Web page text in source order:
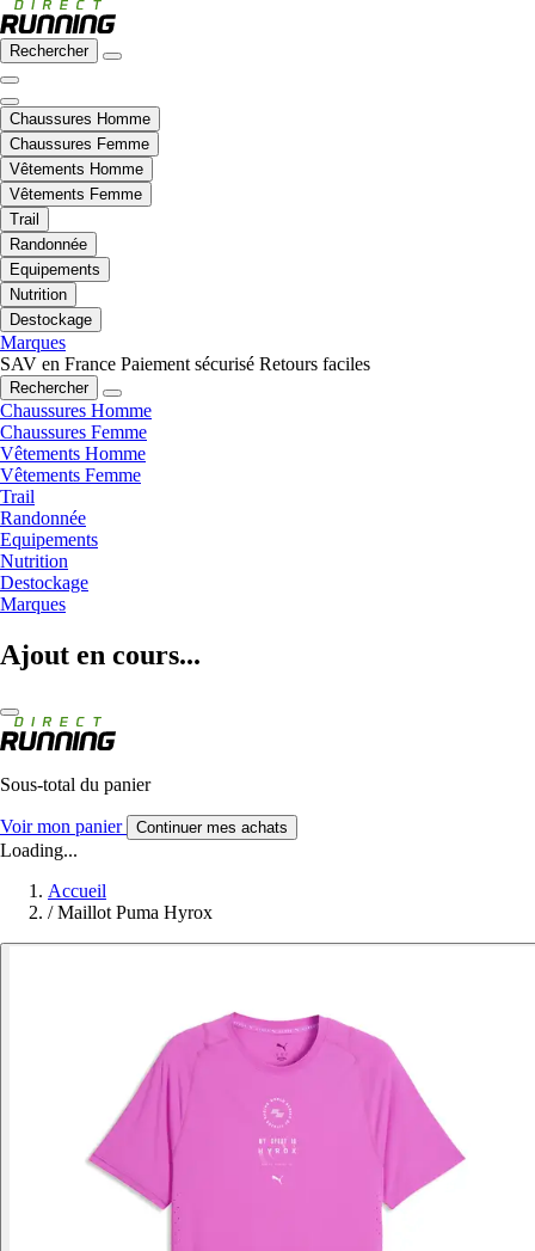
Rechercher
Chaussures Homme
Chaussures Femme
Vêtements Homme
Vêtements Femme
Trail
Randonnée
Equipements
Nutrition
Destockage
Marques
SAV en France Paiement sécurisé Retours faciles
Rechercher
Chaussures Homme
Chaussures Femme
Vêtements Homme
Vêtements Femme
Trail
Randonnée
Equipements
Nutrition
Destockage
Marques
Ajout en cours...
Sous-total du panier
Voir mon panier Continuer mes achats
Loading...
Accueil
/ Maillot Puma Hyrox